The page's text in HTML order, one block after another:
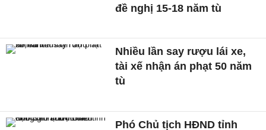
đề nghị 15-18 năm tù
Nhiều lần say rượu lái xe,
tài xế nhận án phạt 50 năm
tù
Phó Chủ tịch HĐND tỉnh